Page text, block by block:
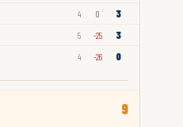
4 0 3
5 -25 3
4 -26 0
9